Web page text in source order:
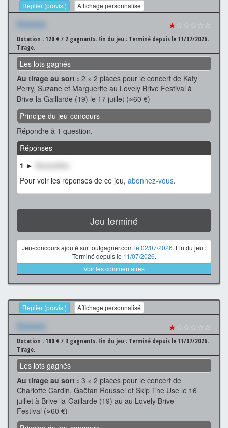
Replier (provis.) Affichage personnalisé
Xxxxxxx ★☆☆☆☆☆
Dotation : 120 € / 2 gagnants. Fin du jeu : Terminé depuis le 11/07/2026.
Tirage.
Les lots gagnés
Au tirage au sort : 2 × 2 places pour le concert de Katy
Perry, Suzane et Marguerite au Lovely Brive Festival à
Brive-la-Gaillarde (19) le 17 juillet (≈60 €)
Principe du jeu-concours
Répondre à 1 question.
Réponses
1 ►
XxxxxxXxx
Pour voir les réponses de ce jeu, abonnez-vous.
Jeu terminé
Jeu-concours ajouté sur toutgagner.com le 02/07/2026. Fin du jeu :
Terminé depuis le 11/07/2026.
Voir les commentaires
Replier (provis.) Affichage personnalisé
Xxxxxxx ★☆☆☆☆☆
Dotation : 180 € / 3 gagnants. Fin du jeu : Terminé depuis le 11/07/2026.
Tirage.
Les lots gagnés
Au tirage au sort : 3 × 2 places pour le concert de
Charlotte Cardin, Gaëtan Roussel et Skip The Use le 16
juillet à Brive-la-Gaillarde (19) au au Lovely Brive
Festival (≈60 €)